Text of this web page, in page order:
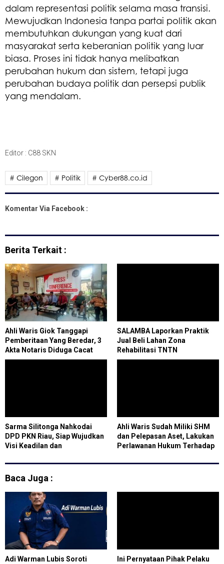
dalam representasi politik selama masa transisi.
Mewujudkan Indonesia tanpa partai politik akan
membutuhkan dukungan yang kuat dari
masyarakat serta keberanian politik yang luar
biasa. Proses ini tidak hanya melibatkan
perubahan hukum dan sistem, tetapi juga
perubahan budaya politik dan persepsi publik
yang mendalam.
Editor : C88 SKN
# Cilegon # Politik # Cyber88.co.id
Komentar Via Facebook :
Berita Terkait :
Ahli Waris Giok Tanggapi
Pemberitaan Yang Beredar, 3
Akta Notaris Diduga Cacat
Hukum
SALAMBA Laporkan Praktik
Jual Beli Lahan Zona
Rehabilitasi TNTN
Sarma Silitonga Nahkodai
DPD PKN Riau, Siap Wujudkan
Visi Keadilan dan
Ahli Waris Sudah Miliki SHM
dan Pelepasan Aset, Lakukan
Perlawanan Hukum Terhadap
Pemprov Riau
Baca Juga :
Adi Warman Lubis Soroti
Ini Pernyataan Pihak Pelaku